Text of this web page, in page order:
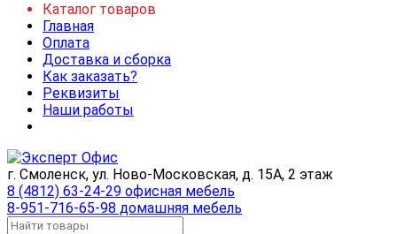
Каталог товаров
Главная
Оплата
Доставка и сборка
Как заказать?
Реквизиты
Наши работы
г. Смоленск, ул. Ново-Московская, д. 15А, 2 этаж
8 (4812) 63-24-29 офисная мебель
8-951-716-65-98 домашняя мебель